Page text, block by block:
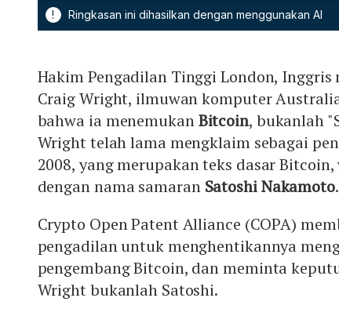
! Ringkasan ini dihasilkan dengan menggunakan AI
Hakim Pengadilan Tinggi London,
Craig Wright, ilmuwan komputer
bahwa ia menemukanBitcoin, bukanlah
Wright telah lama mengklaim sebagai
2008, yang merupakan teks dasar
dengan nama samaran Satoshi Nakamoto.
Crypto Open Patent Alliance (COPA)
pengadilan untuk menghentikannya
pengembang Bitcoin, dan meminta
Wright bukanlah Satoshi.